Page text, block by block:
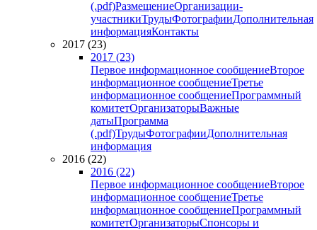
(.pdf)РазмещениеОрганизации-
участникиТрудыФотографииДополнительная
информацияКонтакты
2017 (23)
2017 (23)
Первое информационное сообщениеВторое
информационное сообщениеТретье
информационное сообщениеПрограммный
комитетОрганизаторыВажные
датыПрограмма
(.pdf)ТрудыФотографииДополнительная
информация
2016 (22)
2016 (22)
Первое информационное сообщениеВторое
информационное сообщениеТретье
информационное сообщениеПрограммный
комитетОрганизаторыСпонсоры и